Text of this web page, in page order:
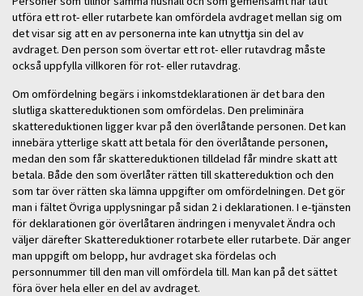
utföra ett rot- eller rutarbete kan omfördela avdraget mellan sig om
det visar sig att en av personerna inte kan utnyttja sin del av
avdraget. Den person som övertar ett rot- eller rutavdrag måste
också uppfylla villkoren för rot- eller rutavdrag.
Om omfördelning begärs i inkomstdeklarationen är det bara den
slutliga skattereduktionen som omfördelas. Den preliminära
skattereduktionen ligger kvar på den överlåtande personen. Det kan
innebära ytterlige skatt att betala för den överlåtande personen,
medan den som får skattereduktionen tilldelad får mindre skatt att
betala. Både den som överlåter rätten till skattereduktion och den
som tar över rätten ska lämna uppgifter om omfördelningen. Det gör
man i fältet Övriga upplysningar på sidan 2 i deklarationen. I e-tjänsten
för deklarationen gör överlåtaren ändringen i menyvalet Ändra och
väljer därefter Skattereduktioner rotarbete eller rutarbete. Där anger
man uppgift om belopp, hur avdraget ska fördelas och
personnummer till den man vill omfördela till. Man kan på det sättet
föra över hela eller en del av avdraget.